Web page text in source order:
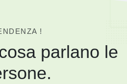
!
parlano le